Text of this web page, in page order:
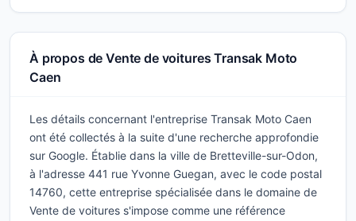
À propos de Vente de voitures Transak Moto
Caen
Les détails concernant l'entreprise Transak Moto Caen
ont été collectés à la suite d'une recherche approfondie
sur Google. Établie dans la ville de Bretteville-sur-Odon,
à l'adresse 441 rue Yvonne Guegan, avec le code postal
14760, cette entreprise spécialisée dans le domaine de
Vente de voitures s'impose comme une référence